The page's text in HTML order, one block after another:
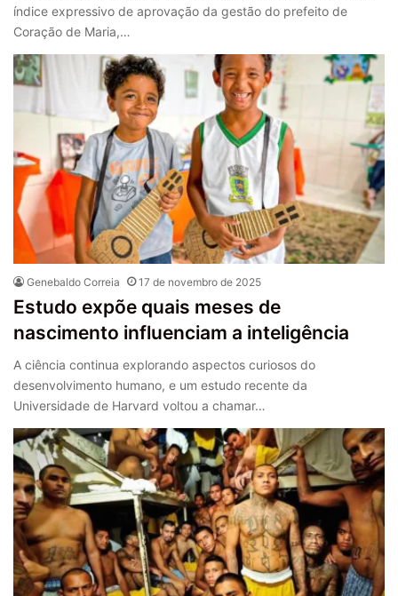
índice expressivo de aprovação da gestão do prefeito de
Coração de Maria,…
Genebaldo Correia 17 de novembro de 2025
Estudo expõe quais meses de
nascimento influenciam a inteligência
A ciência continua explorando aspectos curiosos do
desenvolvimento humano, e um estudo recente da
Universidade de Harvard voltou a chamar…